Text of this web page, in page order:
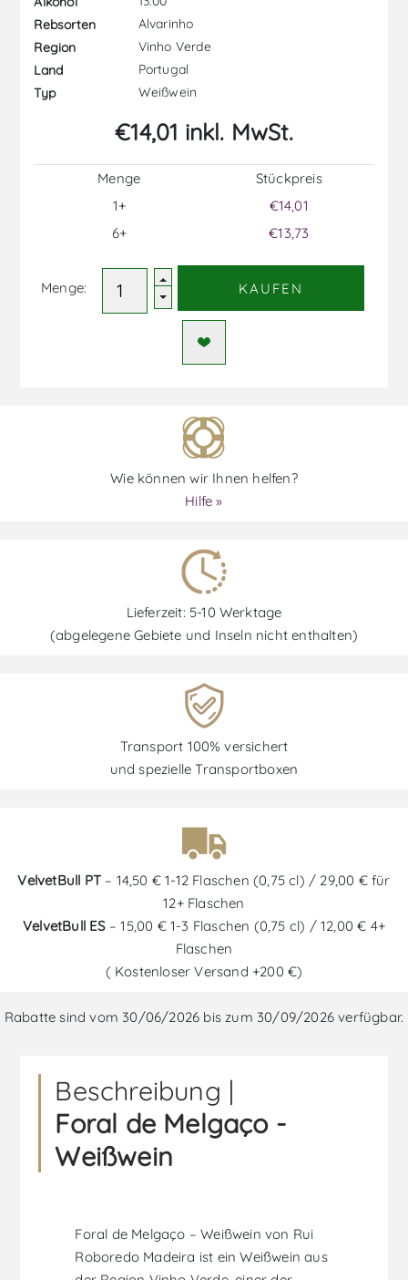
Rebsorten
Alvarinho
Region
Vinho Verde
Land
Portugal
Typ
Weißwein
€14,01 inkl. MwSt.
Menge
1+
6+
Stückpreis
€14,01
€13,73
Menge: KAUFEN
Wie können wir Ihnen helfen?
Hilfe »
Lieferzeit: 5-10 Werktage
(abgelegene Gebiete und Inseln nicht enthalten)
Transport 100% versichert
und spezielle Transportboxen
VelvetBull PT – 14,50 € 1-12 Flaschen (0,75 cl) / 29,00 € für
12+ Flaschen
VelvetBull ES– 15,00 € 1-3 Flaschen (0,75 cl) / 12,00 € 4+
Flaschen
( Kostenloser Versand +200 €)
Rabatte sind vom 30/06/2026 bis zum 30/09/2026 verfügbar.
Beschreibung |
Foral de Melgaço -
Weißwein
Foral de Melgaço – Weißwein von Rui
Roboredo Madeira ist ein Weißwein aus